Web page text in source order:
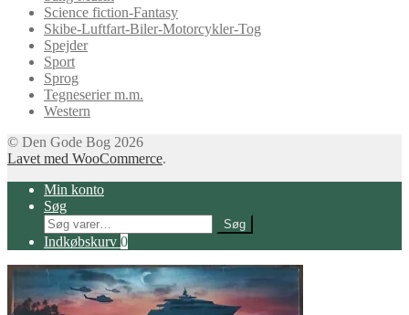
Science fiction-Fantasy
Skibe-Luftfart-Biler-Motorcykler-Tog
Spejder
Sport
Sprog
Tegneserier m.m.
Western
© Den Gode Bog 2026
Lavet med WooCommerce.
Min konto
Søg
Søg
efter:
Søg
Indkøbskurv 0